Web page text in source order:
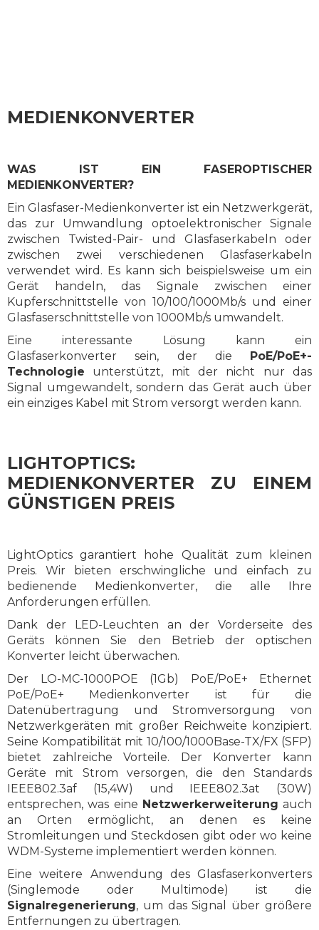
MEDIENKONVERTER
WAS IST EIN FASEROPTISCHER
MEDIENKONVERTER?
Ein Glasfaser-Medienkonverter ist ein Netzwerkgerät,
das zur Umwandlung optoelektronischer Signale
zwischen Twisted-Pair- und Glasfaserkabeln oder
zwischen zwei verschiedenen Glasfaserkabeln
verwendet wird. Es kann sich beispielsweise um ein
Gerät handeln, das Signale zwischen einer
Kupferschnittstelle von 10/100/1000Mb/s und einer
Glasfaserschnittstelle von 1000Mb/s umwandelt.
Eine interessante Lösung kann ein
Glasfaserkonverter sein, der die PoE/PoE+-
Technologie unterstützt, mit der nicht nur das
Signal umgewandelt, sondern das Gerät auch über
ein einziges Kabel mit Strom versorgt werden kann.
LIGHTOPTICS:
MEDIENKONVERTER ZU EINEM
GÜNSTIGEN PREIS
LightOptics garantiert hohe Qualität zum kleinen
Preis. Wir bieten erschwingliche und einfach zu
bedienende Medienkonverter, die alle Ihre
Anforderungen erfüllen.
Dank der LED-Leuchten an der Vorderseite des
Geräts können Sie den Betrieb der optischen
Konverter leicht überwachen.
Der LO-MC-1000POE (1Gb) PoE/PoE+ Ethernet
PoE/PoE+ Medienkonverter ist für die
Datenübertragung und Stromversorgung von
Netzwerkgeräten mit großer Reichweite konzipiert.
Seine Kompatibilität mit 10/100/1000Base-TX/FX (SFP)
bietet zahlreiche Vorteile. Der Konverter kann
Geräte mit Strom versorgen, die den Standards
IEEE802.3af (15,4W) und IEEE802.3at (30W)
entsprechen, was eine Netzwerkerweiterung auch
an Orten ermöglicht, an denen es keine
Stromleitungen und Steckdosen gibt oder wo keine
WDM-Systeme implementiert werden können.
Eine weitere Anwendung des Glasfaserkonverters
(Singlemode oder Multimode) ist die
Signalregenerierung, um das Signal über größere
Entfernungen zu übertragen.